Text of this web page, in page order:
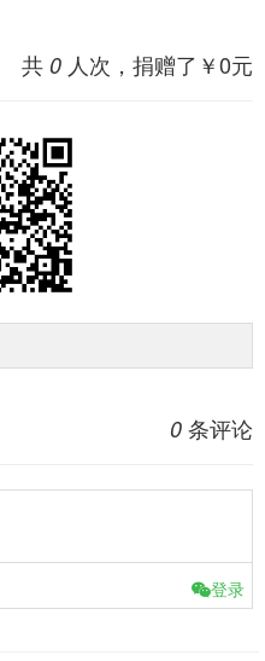
共 0 人次，捐赠了￥0元
0 条评论
登录